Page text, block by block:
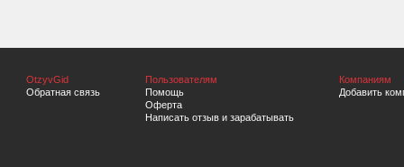
OtzyvGid
Обратная связь
Пользователям
Помощь
Оферта
Написать отзыв и зарабатывать
Компаниям
Добавить